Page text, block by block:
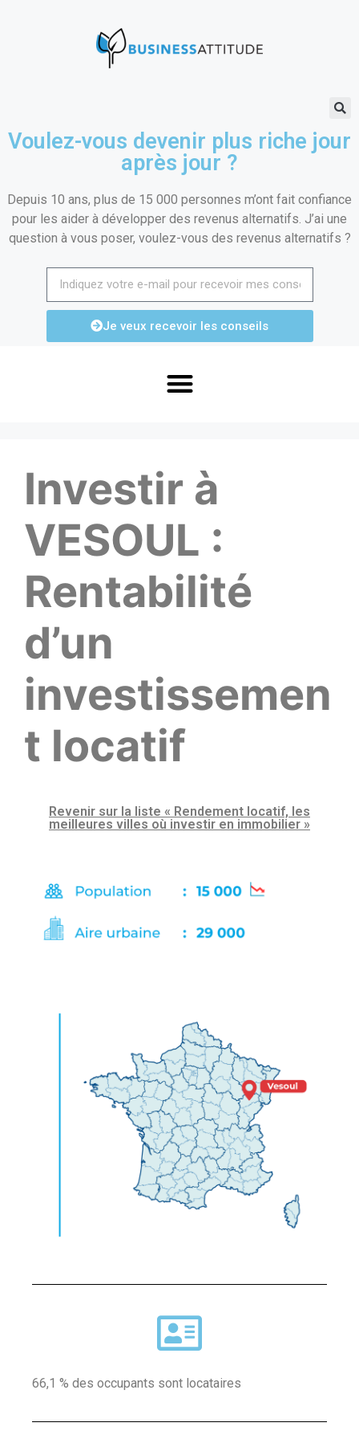
Voulez-vous devenir plus riche jour
après jour ?
Depuis 10 ans, plus de 15 000 personnes m’ont fait confiance
pour les aider à développer des revenus alternatifs. J’ai une
question à vous poser, voulez-vous des revenus alternatifs ?
Je veux recevoir les conseils
Investir à
VESOUL :
Rentabilité
d’un
investissemen
t locatif
Revenir sur la liste « Rendement locatif, les
meilleures villes où investir en immobilier »
66,1 % des occupants sont locataires